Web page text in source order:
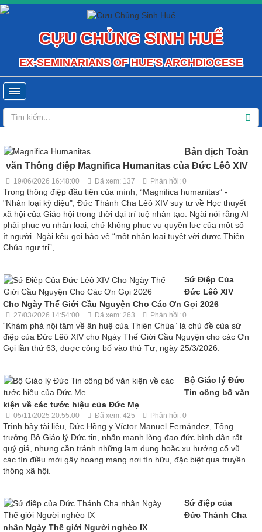
CỰU CHỦNG SINH HUẾ
EX-SEMINARIANS OF HUE'S ARCHDIOCESE
Bản dịch Toàn
văn Thông điệp Magnifica Humanitas của Đức Lêô XIV
19/06/2026 16:48:00 Đã xem: 137 Phản hồi: 0
Trong thông điệp đầu tiên của mình, “Magnifica humanitas” -
"Nhân loại kỳ diệu", Đức Thánh Cha Lêô XIV suy tư về Học thuyết
xã hội của Giáo hội trong thời đại trí tuệ nhân tạo. Ngài nói rằng AI
phải phục vụ nhân loại, chứ không phục vụ quyền lực của một số
ít người. Ngài kêu gọi bảo vệ “một nhân loại tuyệt vời được Thiên
Chúa ngự trị”,…
Sứ Điệp Của
Đức Lêô XIV
Cho Ngày Thế Giới Cầu Nguyện Cho Các Ơn Gọi 2026
27/03/2026 14:54:00 Đã xem: 263 Phản hồi: 0
“Khám phá nội tâm về ân huệ của Thiên Chúa” là chủ đề của sứ
điệp của Đức Lêô XIV cho Ngày Thế Giới Cầu Nguyện cho các Ơn
Gọi lần thứ 63, được công bố vào thứ Tư, ngày 25/3/2026.
Bộ Giáo lý Đức
Tin công bố văn
kiện về các tước hiệu của Đức Mẹ
05/11/2025 20:55:00 Đã xem: 425 Phản hồi: 0
Trình bày tài liệu, Đức Hồng y Víctor Manuel Fernández, Tổng
trưởng Bộ Giáo lý Đức tin, nhấn mạnh lòng đạo đức bình dân rất
quý giá, nhưng cần tránh những lạm dụng hoặc xu hướng cổ vũ
các tín điều mới gây hoang mang nơi tín hữu, đặc biệt qua truyền
thông xã hội.
Sứ điệp của
Đức Thánh Cha
nhân Ngày Thế giới Người nghèo IX